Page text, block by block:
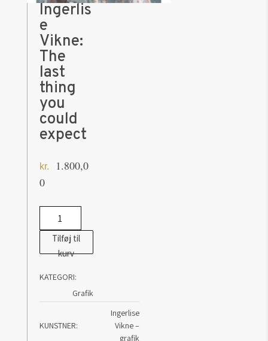
Ingerlis
e
Vikne:
The
last
thing
you
could
expect
kr.
1.800,0
0
Ingerlise
Vikne:
thing
expect
Tilføj til
kurv
KATEGORI:
Grafik
KUNSTNER
Ingerlise
Vikne –
grafik